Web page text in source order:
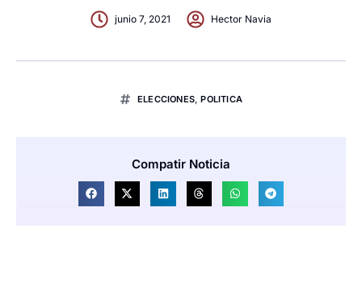
junio 7, 2021 Hector Navia
ELECCIONES,POLITICA
Compatir Noticia